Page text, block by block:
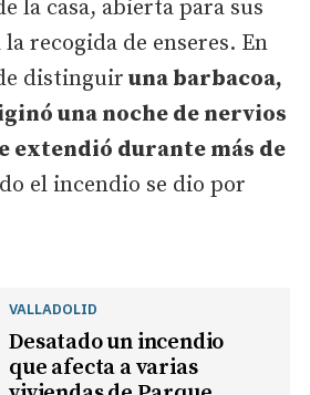
la casa, abierta para sus
recogida de enseres. En
distinguir una barbacoa,
una noche de nervios
extendió durante más de
el incendio se dio por
VALLADOLID
Desatado un incendio
que afecta a varias